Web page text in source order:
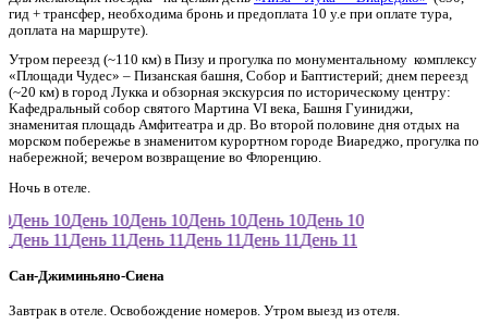
гид + трансфер, необходима бронь и предоплата 10 у.е при оплате тура,
доплата на маршруте).
Утром переезд (~110 км) в Пизу и прогулка по монументальному комплексу
«Площади Чудес» – Пизанская башня, Собор и Баптистерий; днем переезд
(~20 км) в город Лукка и обзорная экскурсия по историческому центру:
Кафедральный собор святого Мартина VI века, Башня Гуиниджи,
знаменитая площадь Амфитеатра и др. Во второй половине дня отдых на
морском побережье в знаменитом курортном городе Виареджо, прогулка по
набережной; вечером возвращение во Флоренцию.
Ночь в отеле.
День 10День 10День 10День 10День 10День 10
День 11День 11День 11День 11День 11День 11
Сан-Джиминьяно-Сиена
Завтрак в отеле. Освобождение номеров. Утром выезд из отеля.